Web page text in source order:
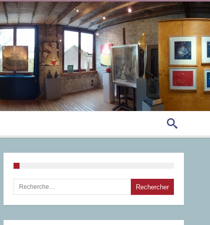
Rechercher :